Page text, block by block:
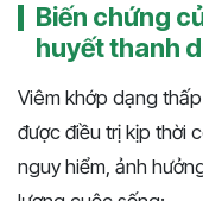
Biến chứng
huyết thanh
Viêm khớp dạng
được điều trị kịp thời
nguy hiểm, ảnh